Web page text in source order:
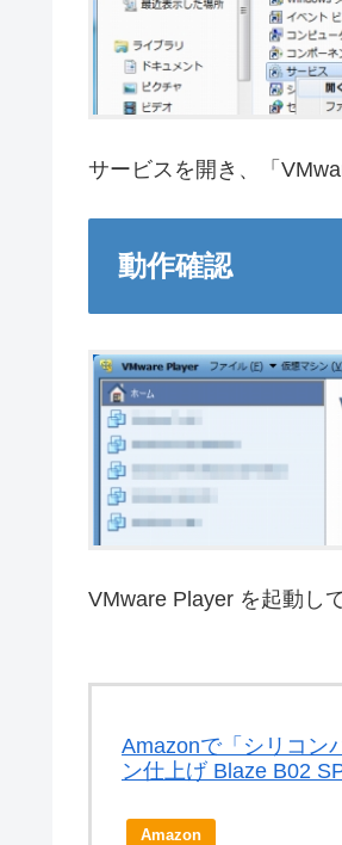
サービスを開き、「
動作確認
VMware Player を起動し
Amazonで「シリコン
ン仕上げ Blaze B02
Amazon